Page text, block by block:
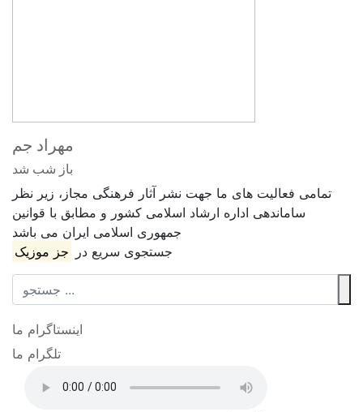
مهراد جم
باز شب شد
تمامی فعالیت های ما جهت نشر آثار فرهنگی مجاز، زیر نظر
ساماندهی اداره ارشاد اسلامی کشور و مطابق با قوانین
جمهوری اسلامی ایران می باشد
جستجوی سریع در
جز موزیک
اینستاگرام ما
تلگرام ما